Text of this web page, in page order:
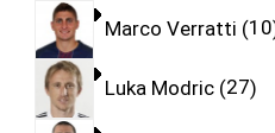
Marco Verratti 10
Luka Modric 27